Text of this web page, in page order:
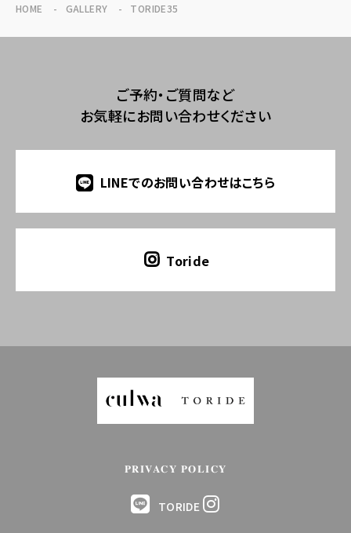
HOME GALLERY TORIDE35
ご予約・ご質問など
お気軽にお問い合わせください
LINEでのお問い合わせはこちら
Toride
PRIVACY POLICY
TORIDE